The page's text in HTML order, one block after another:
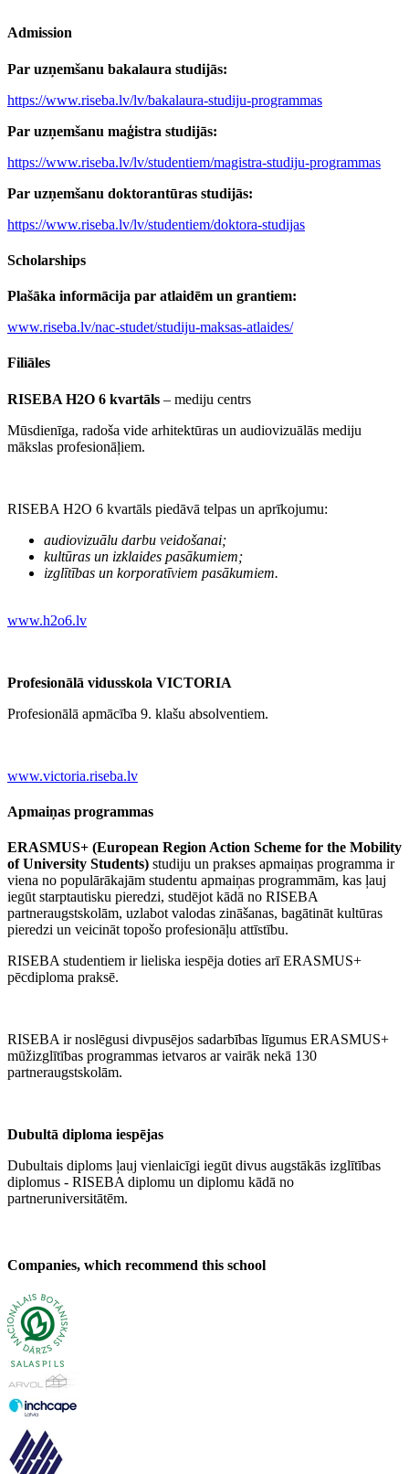
Admission
Par uzņemšanu bakalaura studijās:
https://www.riseba.lv/lv/bakalaura-studiju-programmas
Par uzņemšanu maģistra studijās:
https://www.riseba.lv/lv/studentiem/magistra-studiju-programmas
Par uzņemšanu doktorantūras studijās:
https://www.riseba.lv/lv/studentiem/doktora-studijas
Scholarships
Plašāka informācija par atlaidēm un grantiem:
www.riseba.lv/nac-studet/studiju-maksas-atlaides/
Filiāles
RISEBA H2O 6 kvartāls – mediju centrs
Mūsdienīga, radoša vide arhitektūras un audiovizuālās mediju
mākslas profesionāļiem.
RISEBA H2O 6 kvartāls piedāvā telpas un aprīkojumu:
audiovizuālu darbu veidošanai;
kultūras un izklaides pasākumiem;
izglītības un korporatīviem pasākumiem.
www.h2o6.lv
Profesionālā vidusskola VICTORIA
Profesionālā apmācība 9. klašu absolventiem.
www.victoria.riseba.lv
Apmaiņas programmas
ERASMUS+ (European Region Action Scheme for the Mobility
of University Students) studiju un prakses apmaiņas programma ir
viena no populārākajām studentu apmaiņas programmām, kas ļauj
iegūt starptautisku pieredzi, studējot kādā no RISEBA
partneraugstskolām, uzlabot valodas zināšanas, bagātināt kultūras
pieredzi un veicināt topošo profesionāļu attīstību.
RISEBA studentiem ir lieliska iespēja doties arī ERASMUS+
pēcdiploma praksē.
RISEBA ir noslēgusi divpusējos sadarbības līgumus ERASMUS+
mūžizglītības programmas ietvaros ar vairāk nekā 130
partneraugstskolām.
Dubultā diploma iespējas
Dubultais diploms ļauj vienlaicīgi iegūt divus augstākās izglītības
diplomus - RISEBA diplomu un diplomu kādā no
partneruniversitātēm.
Companies, which recommend this school